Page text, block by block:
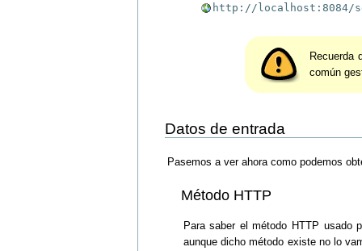
http://localhost:8084/
Recuerda
común
Datos de entrada
Pasemos a ver ahora como podemos
Método HTTP
Para saber el método HTTP usado
aunque dicho método existe no lo